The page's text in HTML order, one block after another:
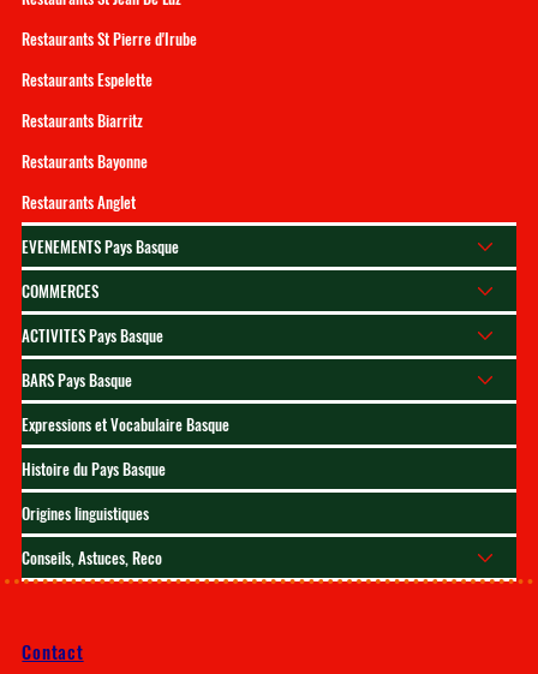
Restaurants St Pierre d'Irube
Restaurants Espelette
Restaurants Biarritz
Restaurants Bayonne
Restaurants Anglet
EVENEMENTS Pays Basque
COMMERCES
ACTIVITES Pays Basque
BARS Pays Basque
Expressions et Vocabulaire Basque
Histoire du Pays Basque
Origines linguistiques
Conseils, Astuces, Reco
Contact